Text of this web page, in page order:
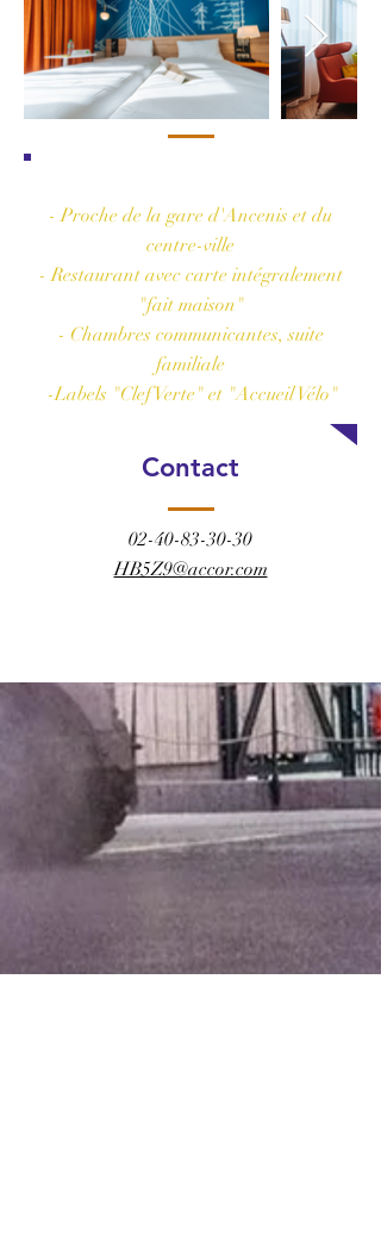
- Proche de la gare d'Ancenis et du
centre-ville
- Restaurant avec carte intégralement
"fait maison"
- Chambres communicantes, suite
familiale
-Labels "Clef Verte" et "Accueil Vélo"
Contact
02-40-83-30-30
HB5Z9@accor.com